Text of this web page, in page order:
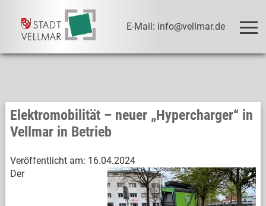
E-Mail: info@vellmar.de
Elektromobilität – neuer „Hypercharger“ in
Vellmar in Betrieb
Veröffentlicht am: 16.04.2024
Der